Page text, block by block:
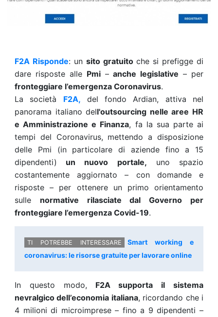
F2A Risponde: un sito gratuitoche si prefigge di
dare risposte alle Pmi–anche legislative – per
fronteggiare l’emergenza Coronavirus.
La società F2A, del fondo Ardian, attiva nel
panorama italiano dell'outsourcing nelle aree HR
e Amministrazione e Finanza, fa la sua parte ai
tempi del Coronavirus, mettendo a disposizione
delle Pmi (in particolare di aziende fino a 15
dipendenti) un nuovo portale, uno spazio
costantemente aggiornato – con domande e
risposte – per ottenere un primo orientamento
sulle normative rilasciate dal Governo per
fronteggiare l’emergenza Covid-19.
Smart working e
coronavirus: le risorse gratuite per lavorare online
In questo modo, F2A supporta il sistema
nevralgico dell’economia italiana, ricordando che i
4 milioni di microimprese – fino a 9 dipendenti –